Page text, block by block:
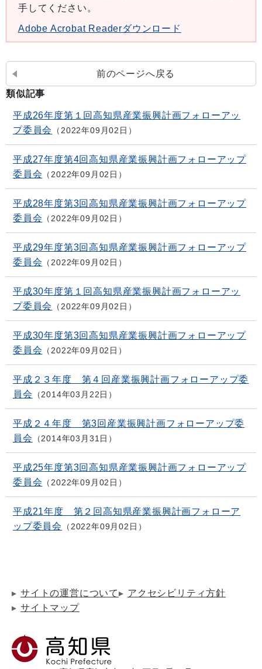
手してください。
Adobe Acrobat Readerダウンロード
前のページへ戻る
類似記事
平成26年度第１回高知県産業振興計画フォローアッ
プ委員会
2022年09月02日
平成27年度第4回高知県産業振興計画フォローアップ
委員会
2022年09月02日
平成28年度第3回高知県産業振興計画フォローアップ
委員会
2022年09月02日
平成29年度第3回高知県産業振興計画フォローアップ
委員会
2022年09月02日
平成30年度第１回高知県産業振興計画フォローアッ
プ委員会
2022年09月02日
平成30年度第3回高知県産業振興計画フォローアップ
委員会
2022年09月02日
平成２３年度 第４回産業振興計画フォローアップ委
員会
2014年03月22日
平成２４年度 第3回産業振興計画フォローアップ委
員会
2014年03月31日
平成25年度第3回高知県産業振興計画フォローアップ
委員会
2022年09月02日
平成21年度 第２回高知県産業振興計画フォローア
ップ委員会
2022年09月02日
サイトの運営について
アクセシビリティ方針
サイトマップ